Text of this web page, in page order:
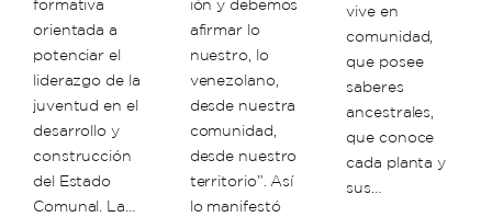
formativa
orientada a
potenciar el
liderazgo de la
juventud en el
desarrollo y
construcción
del Estado
Comunal. La…
ión y debemos
afirmar lo
nuestro, lo
venezolano,
desde nuestra
comunidad,
desde nuestro
territorio”. Así
lo manifestó
vive en
comunidad,
que posee
saberes
ancestrales,
que conoce
cada planta y
sus…